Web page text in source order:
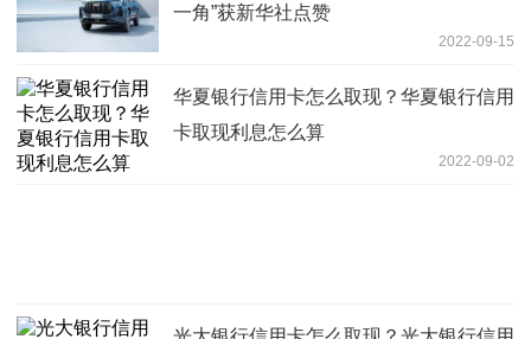
一角”获新华社点赞
2022-09-15
华夏银行信用卡怎么取现？华夏银行信用
卡取现利息怎么算
2022-09-02